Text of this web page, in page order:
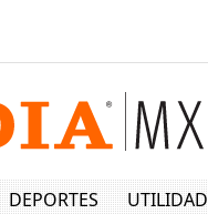
DEPORTES UTILIDAD